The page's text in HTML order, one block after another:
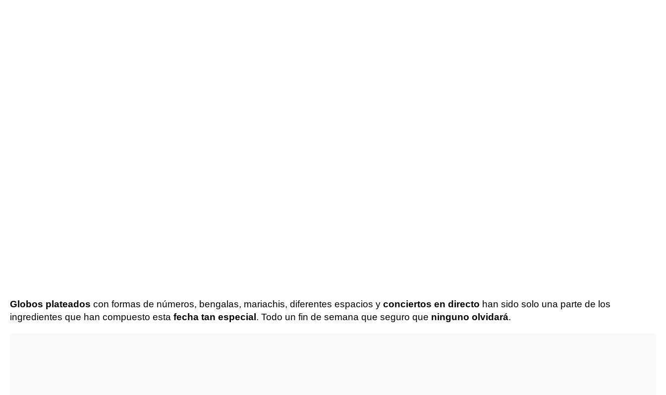
Globos plateados con formas de números, bengalas, mariachis, diferentes espacios y conciertos en directo han sido solo una parte de los
ingredientes que han compuesto esta fecha tan especial. Todo un fin de semana que seguro que ninguno olvidará.